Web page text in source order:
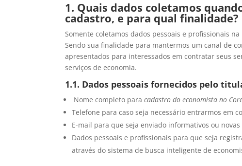
1. Quais dados coletamos
cadastro, e para qual finalidade?
Somente coletamos dados pessoais e profissionais
Sendo sua finalidade para mantermos um canal de
apresentados para interessados em contratar seus
serviços de economia.
1.1. Dados pessoais fornecidos pelo
Nome completo paracadastro do economista no
Telefone para caso seja necessário entrarmos em
E-mail para que seja enviado informativos ou novas
Dados pessoais e profissionais para que seja
através do sistema de busca inteligente de